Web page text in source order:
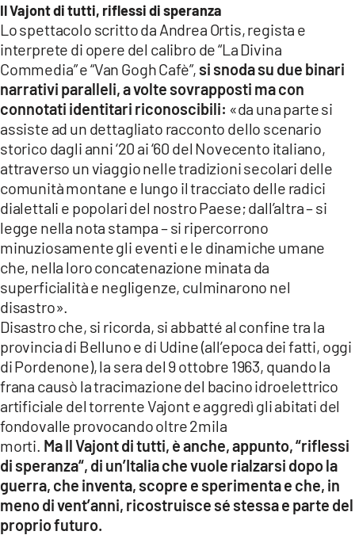
LACITYMAG.IT
ILREGGINO.IT
COSENZACHANNEL.IT
ILVIBONESE.IT
CATANZAROCHANNEL.IT
LACAPITALENEWS.IT
ANDROID
APPLE
Il Vajont di tutti, riflessi di speranza
Lo spettacolo scritto da Andrea Ortis, regista e
interprete di opere del calibro de “La Divina
Commedia” e “Van Gogh Cafè”, si snoda su due binari
narrativi paralleli, a volte sovrapposti ma con
connotati identitari riconoscibili: «da una parte si
assiste ad un dettagliato racconto dello scenario
storico dagli anni ‘20 ai ‘60 del Novecento italiano,
attraverso un viaggio nelle tradizioni secolari delle
comunità montane e lungo il tracciato delle radici
dialettali e popolari del nostro Paese; dall’altra – si
legge nella nota stampa – si ripercorrono
minuziosamente gli eventi e le dinamiche umane
che, nella loro concatenazione minata da
superficialità e negligenze, culminarono nel
disastro».
Disastro che, si ricorda, si abbatté al confine tra la
provincia di Belluno e di Udine (all’epoca dei fatti, oggi
di Pordenone), la sera del 9 ottobre 1963, quando la
frana causò la tracimazione del bacino idroelettrico
artificiale del torrente Vajont e aggredì gli abitati del
fondovalle provocando oltre 2mila
morti. Ma Il Vajont di tutti, è anche, appunto, “riflessi
di speranza“, di un’Italia che vuole rialzarsi dopo la
guerra, che inventa, scopre e sperimenta e che, in
meno di vent’anni, ricostruisce sé stessa e parte del
proprio futuro.